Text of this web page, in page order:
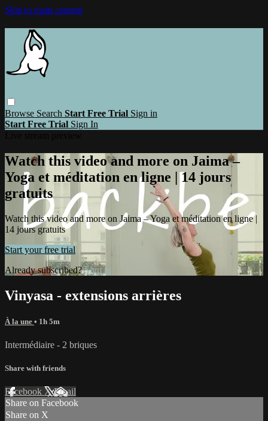
Skip to main content
Browse Search Start Free Trial Sign in
Start Free Trial Sign In
Watch this video and more on Jaima –
Yoga et méditation en ligne | 14 jours
gratuits
Watch this video and more on Jaima – Yoga et méditation en ligne |
14 jours gratuits
Start your free trial
Already subscribed?Sign in
Vinyasa - extensions arrières
À la une • 1h 5m
Intermédiaire - 2 briques
Share with friends
Facebook XEmail
Share on Facebook
Share on X